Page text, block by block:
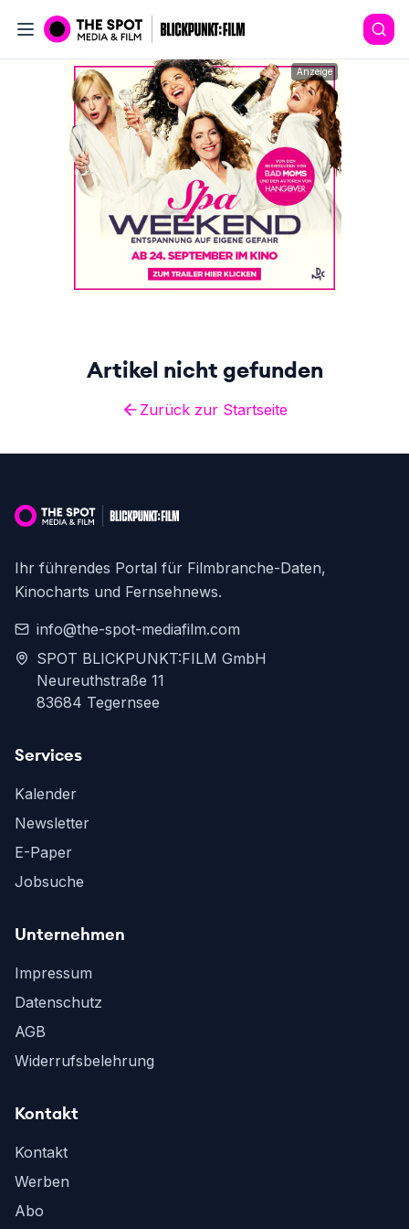
Anzeige
Artikel nicht gefunden
Zurück zur Startseite
Ihr führendes Portal für Filmbranche-Daten,
Kinocharts und Fernsehnews.
info@the-spot-mediafilm.com
SPOT BLICKPUNKT:FILM GmbH
Neureuthstraße 11
83684 Tegernsee
Services
Kalender
Newsletter
E-Paper
Jobsuche
Unternehmen
Impressum
Datenschutz
AGB
Widerrufsbelehrung
Kontakt
Kontakt
Werben
Abo